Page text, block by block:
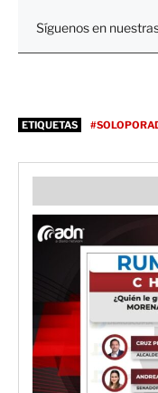
Síguenos en
ETIQUETAS